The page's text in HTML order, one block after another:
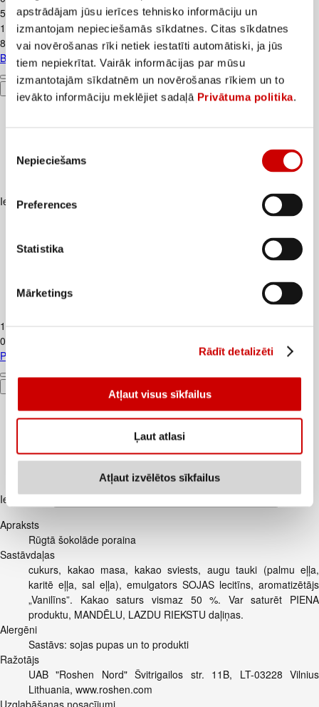
apstrādājam jūsu ierīces tehnisko informāciju un
izmantojam nepieciešamās sīkdatnes. Citas sīkdatnes
vai novērošanas rīki netiek iestatīti automātiski, ja jūs
tiem nepiekrītat. Vairāk informācijas par mūsu
izmantotajām sīkdatnēm un novērošanas rīkiem un to
ievākto informāciju meklējiet sadaļā Privātuma politika.
izvēle
Nepieciešams
Preferences
Statistika
Mārketings
Rādīt detalizēti
Atļaut visus sīkfailus
Ļaut atlasi
Atļaut izvēlētos sīkfailus
5,5€/kg
1
59€
8,83€/kg
Biezpiens 9% VALMIERA 180g
Iesakām ar
1
0,91€/l
Piens TERE 2,5% 1,5L
Iesakām ar
Apraksts
Rūgtā šokolāde poraina
Sastāvdaļas
cukurs, kakao masa, kakao sviests, augu tauki (palmu eļļa,
karitē eļļa, sal eļļa), emulgators SOJAS lecitīns, aromatizētājs
„Vanilīns”. Kakao saturs vismaz 50 %. Var saturēt PIENA
produktu, MANDĒLU, LAZDU RIEKSTU daļiņas.
Alergēni
Sastāvs: sojas pupas un to produkti
Ražotājs
UAB "Roshen Nord" Švitrigailos str. 11B, LT-03228 Vilnius
Lithuania, www.roshen.com